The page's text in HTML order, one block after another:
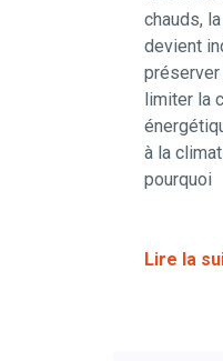
chauds,
devient
limiter la
à la
pourquoi
Lire la